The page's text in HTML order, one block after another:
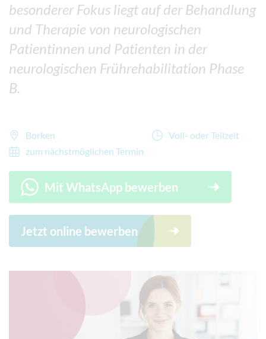
besonderer Fokus liegt auf der Behandlung
und Therapie von neurologischen
Patientinnen und Patienten in der
neurologischen Frührehabilitation Phase
B.
Borken
Voll- oder Teilzeit
zum nächstmöglichen Termin
Mit WhatsApp bewerben
Jetzt online bewerben